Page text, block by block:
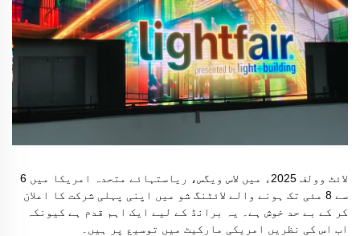
لائٹ وولف 2025ء میں لاس ویگس، ریاستہائے متحدہ امریکا میں 6
سے 8 مئی تک ہونے والے لائٹنگ شو میں اپنی پہلی شرکت کا اعلان
کر کے بے حد خوش ہے۔ یہ برانڈ کے لیے ایک اہم قدم ہے کیونکہ
اب اس کی نظریں امریکی مارکیٹ میں توسیع پر ہیں۔